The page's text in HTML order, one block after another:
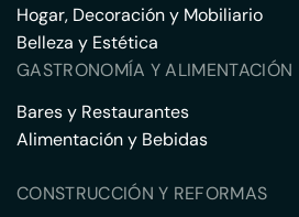
Hogar, Decoración y Mobiliario
Belleza y Estética
GASTRONOMÍA Y ALIMENTACIÓN
Bares y Restaurantes
Alimentación y Bebidas
CONSTRUCCIÓN Y REFORMAS